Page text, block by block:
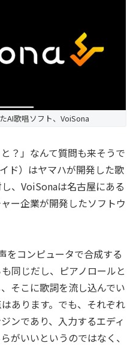
AI歌唱ソフト、VoiSona
？」なんて質問も来そうで
ド）はヤマハが開発した歌
、VoiSonaは名古屋にある
ー企業が開発したソフトウ
をコンピュータで合成する
同じだし、ピアノロールと
そこに歌詞を流し込んでい
あります。でも、それぞれ
ンであり、入力するエディ
がいいというのではなく、